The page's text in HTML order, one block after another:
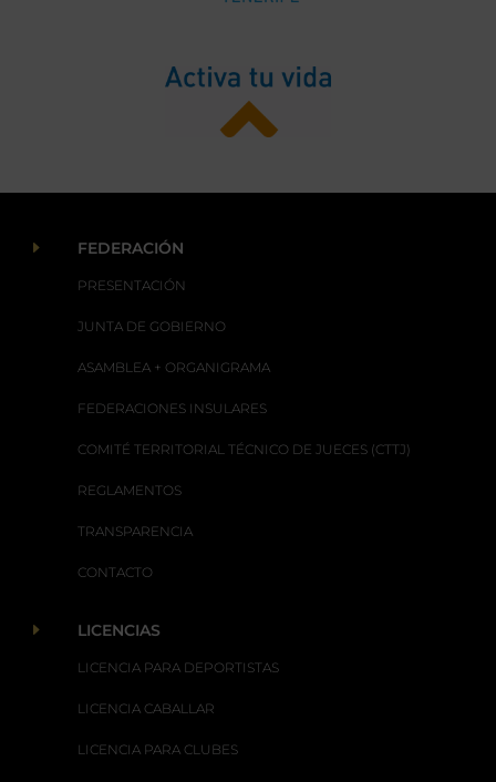
E FEDERACIÓN
PRESENTACIÓN
JUNTA DE GOBIERNO
ASAMBLEA + ORGANIGRAMA
FEDERACIONES INSULARES
COMITÉ TERRITORIAL TÉCNICO DE JUECES (CTTJ)
REGLAMENTOS
TRANSPARENCIA
CONTACTO
E LICENCIAS
LICENCIA PARA DEPORTISTAS
LICENCIA CABALLAR
LICENCIA PARA CLUBES